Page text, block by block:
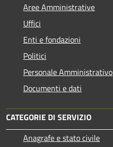
Aree Amministrative
Uffici
Enti e fondazioni
Politici
Personale Amministrativo
Documenti e dati
CATEGORIE DI SERVIZIO
Anagrafe e stato civile